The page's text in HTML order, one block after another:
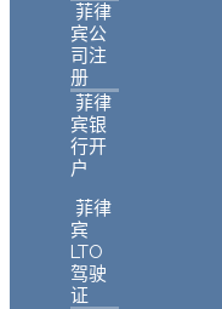
菲律
宾公
司注
册
菲律
宾银
行开
户
菲律
宾
LTO
驾驶
证